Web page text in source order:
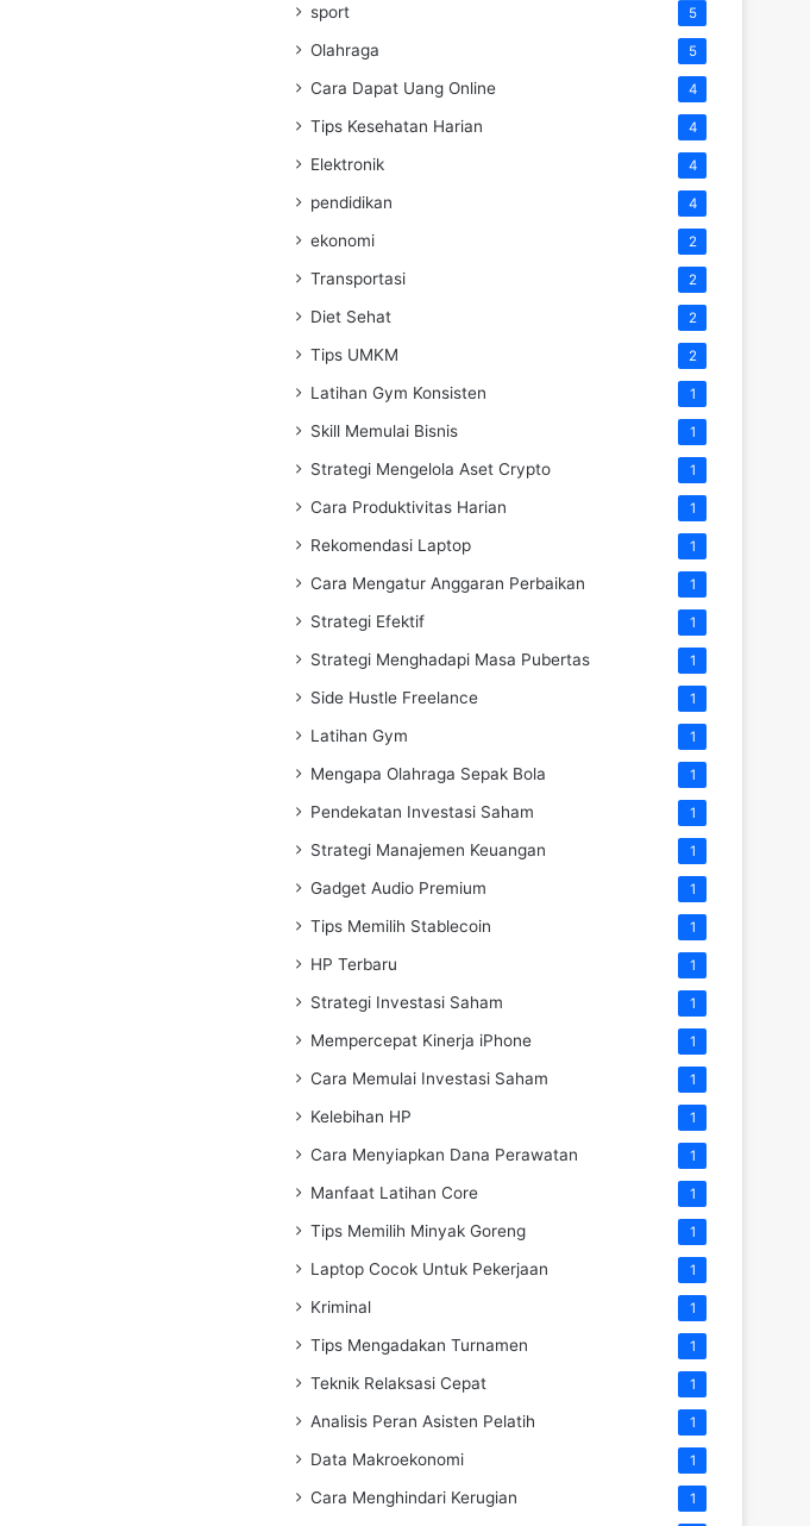
sport 5
Olahraga 5
Cara Dapat Uang Online 4
Tips Kesehatan Harian 4
Elektronik 4
pendidikan 4
ekonomi 2
Transportasi 2
Diet Sehat 2
Tips UMKM 2
Latihan Gym Konsisten 1
Skill Memulai Bisnis 1
Strategi Mengelola Aset Crypto 1
Cara Produktivitas Harian 1
Rekomendasi Laptop 1
Cara Mengatur Anggaran Perbaikan 1
Strategi Efektif 1
Strategi Menghadapi Masa Pubertas 1
Side Hustle Freelance 1
Latihan Gym 1
Mengapa Olahraga Sepak Bola 1
Pendekatan Investasi Saham 1
Strategi Manajemen Keuangan 1
Gadget Audio Premium 1
Tips Memilih Stablecoin 1
HP Terbaru 1
Strategi Investasi Saham 1
Mempercepat Kinerja iPhone 1
Cara Memulai Investasi Saham 1
Kelebihan HP 1
Cara Menyiapkan Dana Perawatan 1
Manfaat Latihan Core 1
Tips Memilih Minyak Goreng 1
Laptop Cocok Untuk Pekerjaan 1
Kriminal 1
Tips Mengadakan Turnamen 1
Teknik Relaksasi Cepat 1
Analisis Peran Asisten Pelatih 1
Data Makroekonomi 1
Cara Menghindari Kerugian 1